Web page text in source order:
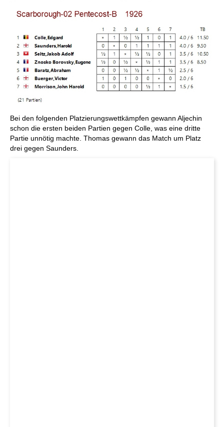
Bei den folgenden Platzierungswettkämpfen gewann Aljechin
schon die ersten beiden Partien gegen Colle, was eine dritte
Partie unnötig machte. Thomas gewann das Match um Platz
drei gegen Saunders.